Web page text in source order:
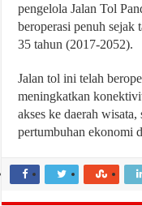
pengelola Jalan Tol
beroperasi penuh sejak
35 tahun (2017-2052).
Jalan tol ini telah
meningkatkan
akses ke daerah
pertumbuhan ekonomi